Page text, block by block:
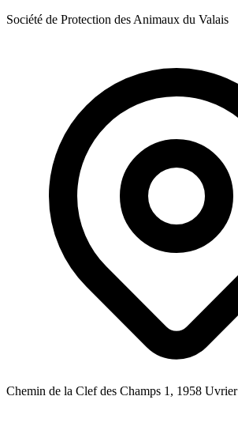
Société de Protection des Animaux du Valais
Chemin de la Clef des Champs 1, 1958 Uvrier